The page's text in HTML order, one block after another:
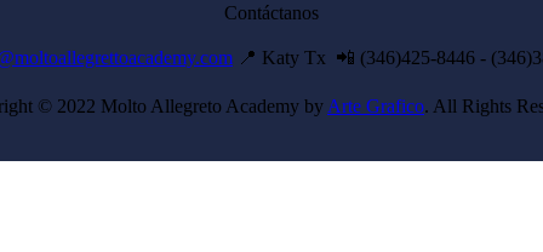
Contáctanos
📍 Katy Tx 📲 (346)425-8446 -
© 2022 Molto Allegreto Academy by Arte Grafico. All Rights